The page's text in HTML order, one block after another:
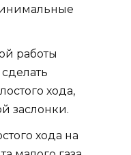
работы
хода,
заслонки.
хода на